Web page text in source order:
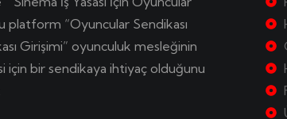
platform “Oyuncular Sendikası
Girişimi” oyunculuk mesleğinin
bir sendikaya ihtiyaç olduğunu